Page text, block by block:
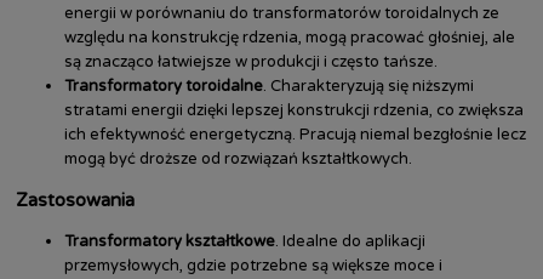
energii w porównaniu do transformatorów toroidalnych ze
względu na konstrukcję rdzenia, mogą pracować głośniej, ale
są znacząco łatwiejsze w produkcji i często tańsze.
Transformatory toroidalne. Charakteryzują się niższymi
stratami energii dzięki lepszej konstrukcji rdzenia, co zwiększa
ich efektywność energetyczną. Pracują niemal bezgłośnie lecz
mogą być droższe od rozwiązań kształtkowych.
Zastosowania
Transformatory kształtkowe. Idealne do aplikacji
przemysłowych, gdzie potrzebne są większe moce i